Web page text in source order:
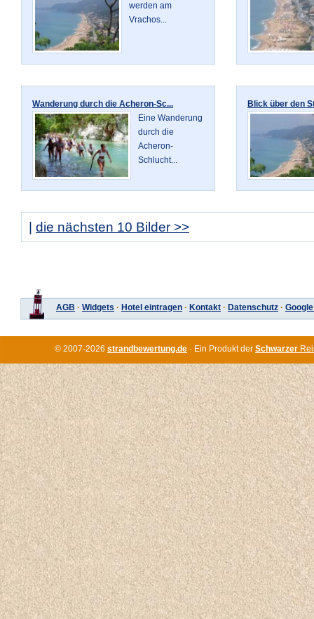
werden am
Vrachos...
Wanderung durch die Acheron-Sc...
Eine Wanderung
durch die
Acheron-
Schlucht...
Blick über den
die nächsten 10 Bilder >>
AGB · Widgets · Hotel eintragen · Kontakt · Datenschutz ·
© 2007-2026 strandbewertung.de · Ein Produkt der Schwarzer